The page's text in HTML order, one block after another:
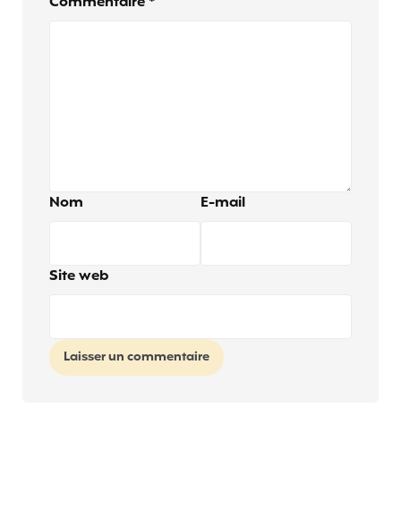
Nom E-mail
Site web